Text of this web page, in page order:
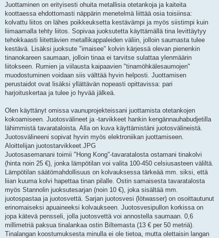
Juottaminen on erityisesti ohuita metallisia otetankoja ja kaiteita
koottaessa ehdottomasti näppärin menetelmä liittää osia toisiinsa:
kolvattu liitos on lähes poikkeuksetta kestävämpi ja myös siistimpi kuin
liimaamalla tehty liitos. Sopivaa juoksutetta käyttämällä tina levittäytyy
tehokkaasti liitettävien metallikappaleiden väliin, jolloin saumasta tulee
kestävä. Lisäksi juoksute "imaisee" kolvin kärjessä olevan pienenkin
tinanokareen saumaan, jolloin tinaa ei tarvitse sulattaa ylenmäärin
liitokseen. Rumien ja viilausta kaipaavien "tinamöhkälesaumojen"
muodostuminen voidaan siis välttää hyvin helposti. Juottamisen
perustaidot ovat lisäksi yllättävän nopeasti opittavissa: pari
harjoituskertaa ja tulee jo hyvää jälkeä.
Olen käyttänyt omissa vaunuprojekteissani juottamista otetankojen
kokoamiseen. Juotosvälineet ja -tarvikkeet hankin kengännauhabudjetilla
lähimmistä tavarataloista. Alla on kuva käyttämistäni juotosvälineistä.
Juotosvälineeni sopivat hyvin myös elektroniikan juottamiseen.
Aloittelijan juotostarvikkeet.JPG
Juotosasemanani toimii "Hong Kong"-tavaratalosta ostamani tinakolvi
(hinta noin 25 €), jonka lämpötilan voi valita 100-450 celsiusasteen väliltä.
Lämpötilan säätömahdollisuus on kolvauksessa tärkeää mm. siksi, että
liian kuuma kolvi hapettaa tinan pilalle. Ostin samaisesta tavaratalosta
myös Stannolin juoksutesarjan (noin 10 €), joka sisältää mm.
juotospastaa ja juotosvettä. Sarjan juotosvesi (lötwasser) on osoittautunut
erinomaiseksi apuaineeksi kolvaukseen. Juotosvesipullon korkissa on
jopa kätevä pensseli, jolla juotosvettä voi annostella saumaan. 0,6
millimetriä paksua tinalankaa ostin Biltemasta (13 € per 50 metriä).
Tinalangan koostumuksesta minulla ei ole tietoa, mutta olettaisin langan